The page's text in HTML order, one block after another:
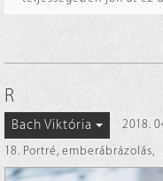
R
Bach Viktória 2018.
18. Portré, emberábrázolás,